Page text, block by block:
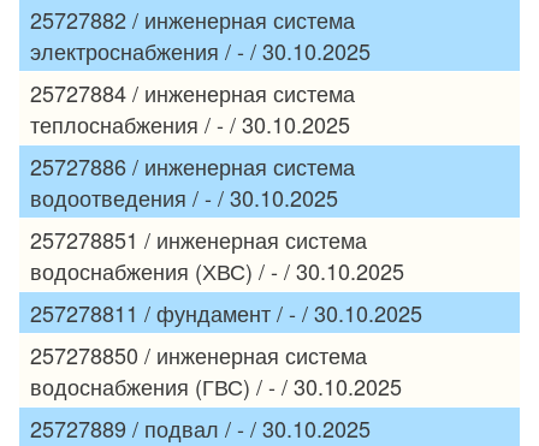
25727882 / инженерная система
электроснабжения / - / 30.10.2025
25727884 / инженерная система
теплоснабжения / - / 30.10.2025
25727886 / инженерная система
водоотведения / - / 30.10.2025
257278851 / инженерная система
водоснабжения (ХВС) / - / 30.10.2025
257278811 / фундамент / - / 30.10.2025
257278850 / инженерная система
водоснабжения (ГВС) / - / 30.10.2025
25727889 / подвал / - / 30.10.2025